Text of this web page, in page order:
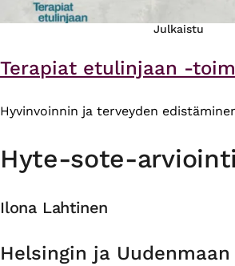
Julkaistu
Terapiat etulinjaan -
Hyvinvoinnin ja terveyden
Hyte-sote-arviointi
Ilona Lahtinen
Organisaatio
Helsingin ja Uudenmaan